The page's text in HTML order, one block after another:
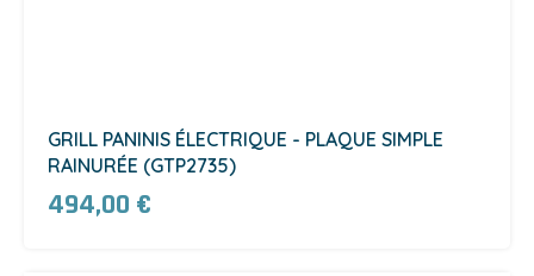
GRILL PANINIS ÉLECTRIQUE - PLAQUE SIMPLE
RAINURÉE (GTP2735)
494,00 €